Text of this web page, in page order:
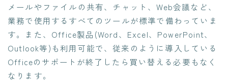
＠Homeday
個人の成長シナリオ、キャリアパス
SERVICE
メールやファイルの共有、チャット、Web会議など、
業務で使用するすべてのツールが標準で備わっていま
す。また、Office製品(Word、Excel、PowerPoint、
Outlook等)も利用可能で、従来のように導入している
Officeのサポートが終了したら買い替える必要もなく
なります。​